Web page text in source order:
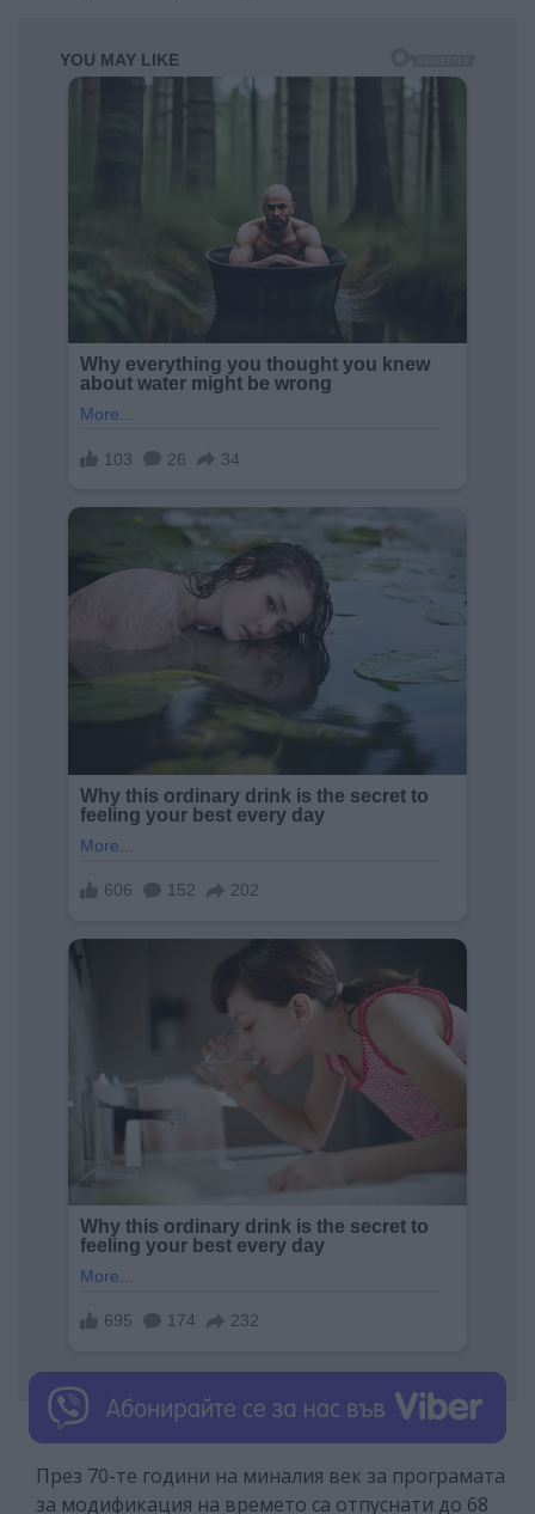
През 70-те години на миналия век за програмата
за модификация на времето са отпуснати до 68